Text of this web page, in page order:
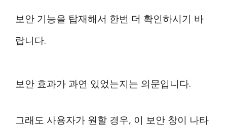
보안 기능을 탑재해서 한번 더 확인하시기 바
랍니다.
보안 효과가 과연 있었는지는 의문입니다.
그래도 사용자가 원할 경우, 이 보안 창이 나타